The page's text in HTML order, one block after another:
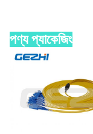
পণ্য প্যাকেজিং